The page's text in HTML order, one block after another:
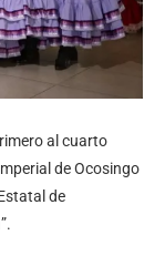
al cuarto
de Ocosingo
de